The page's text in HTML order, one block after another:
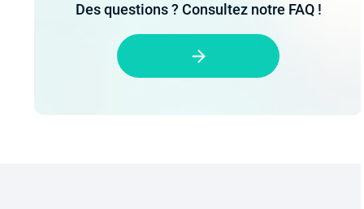
Des questions ? Consultez notre FAQ !